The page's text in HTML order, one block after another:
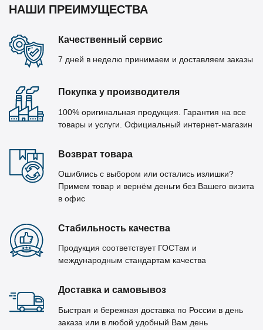
НАШИ ПРЕИМУЩЕСТВА
Качественный сервис
7 дней в неделю принимаем и доставляем заказы
Покупка у производителя
100% оригинальная продукция. Гарантия на все
товары и услуги. Официальный интернет-магазин
Возврат товара
Ошиблись с выбором или остались излишки?
Примем товар и вернём деньги без Вашего визита
в офис
Стабильность качества
Продукция соответствует ГОСТам и
международным стандартам качества
Доставка и самовывоз
Быстрая и бережная доставка по России в день
заказа или в любой удобный Вам день